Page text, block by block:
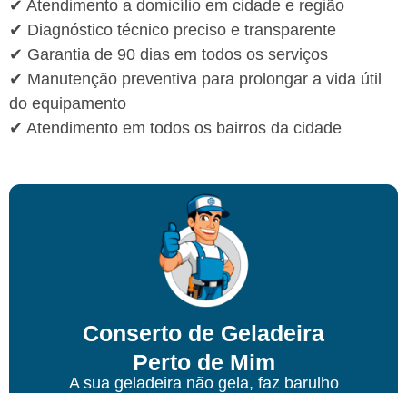
✔ Atendimento a domicílio em cidade e região
✔ Diagnóstico técnico preciso e transparente
✔ Garantia de 90 dias em todos os serviços
✔ Manutenção preventiva para prolongar a vida útil
do equipamento
✔ Atendimento em todos os bairros da cidade
Conserto de Geladeira
Perto de Mim
A sua geladeira não gela, faz barulho